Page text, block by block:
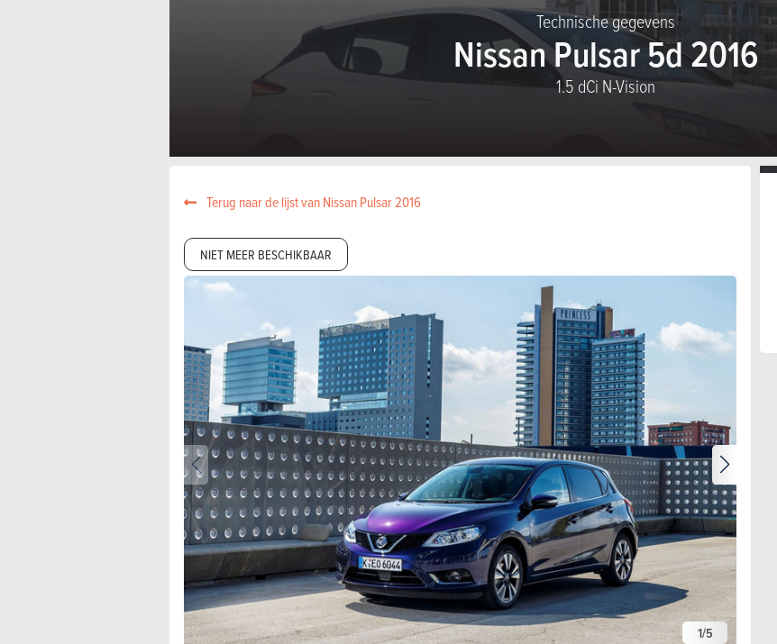
Technische gegevens
Nissan Pulsar 5d 2016
1.5 dCi N-Vision
Terug naar de lijst van Nissan Pulsar 2016
NIET MEER BESCHIKBAAR
1/5